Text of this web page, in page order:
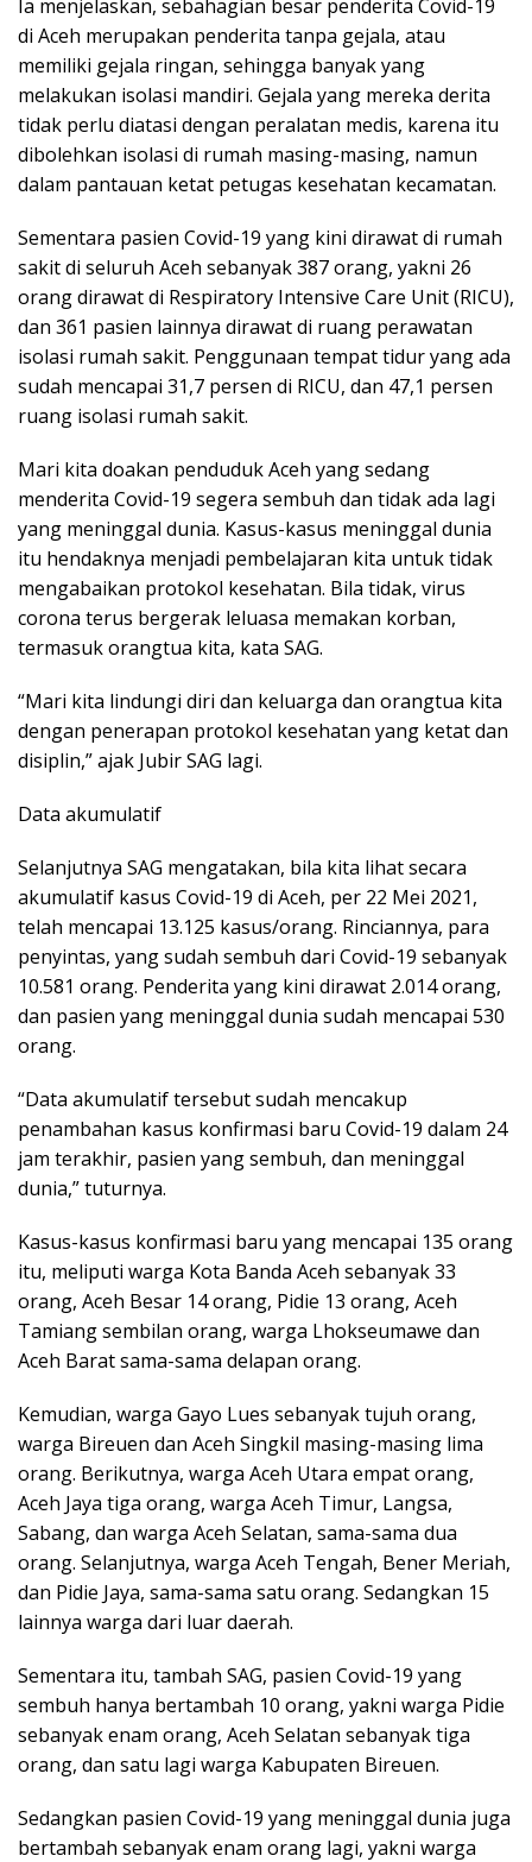
Ia menjelaskan, sebahagian besar penderita Covid-19
di Aceh merupakan penderita tanpa gejala, atau
memiliki gejala ringan, sehingga banyak yang
melakukan isolasi mandiri. Gejala yang mereka derita
tidak perlu diatasi dengan peralatan medis, karena itu
dibolehkan isolasi di rumah masing-masing, namun
dalam pantauan ketat petugas kesehatan kecamatan.
Sementara pasien Covid-19 yang kini dirawat di rumah
sakit di seluruh Aceh sebanyak 387 orang, yakni 26
orang dirawat di Respiratory Intensive Care Unit (RICU),
dan 361 pasien lainnya dirawat di ruang perawatan
isolasi rumah sakit. Penggunaan tempat tidur yang ada
sudah mencapai 31,7 persen di RICU, dan 47,1 persen
ruang isolasi rumah sakit.
Mari kita doakan penduduk Aceh yang sedang
menderita Covid-19 segera sembuh dan tidak ada lagi
yang meninggal dunia. Kasus-kasus meninggal dunia
itu hendaknya menjadi pembelajaran kita untuk tidak
mengabaikan protokol kesehatan. Bila tidak, virus
corona terus bergerak leluasa memakan korban,
termasuk orangtua kita, kata SAG.
“Mari kita lindungi diri dan keluarga dan orangtua kita
dengan penerapan protokol kesehatan yang ketat dan
disiplin,” ajak Jubir SAG lagi.
Data akumulatif
Selanjutnya SAG mengatakan, bila kita lihat secara
akumulatif kasus Covid-19 di Aceh, per 22 Mei 2021,
telah mencapai 13.125 kasus/orang. Rinciannya, para
penyintas, yang sudah sembuh dari Covid-19 sebanyak
10.581 orang. Penderita yang kini dirawat 2.014 orang,
dan pasien yang meninggal dunia sudah mencapai 530
orang.
“Data akumulatif tersebut sudah mencakup
penambahan kasus konfirmasi baru Covid-19 dalam 24
jam terakhir, pasien yang sembuh, dan meninggal
dunia,” tuturnya.
Kasus-kasus konfirmasi baru yang mencapai 135 orang
itu, meliputi warga Kota Banda Aceh sebanyak 33
orang, Aceh Besar 14 orang, Pidie 13 orang, Aceh
Tamiang sembilan orang, warga Lhokseumawe dan
Aceh Barat sama-sama delapan orang.
Kemudian, warga Gayo Lues sebanyak tujuh orang,
warga Bireuen dan Aceh Singkil masing-masing lima
orang. Berikutnya, warga Aceh Utara empat orang,
Aceh Jaya tiga orang, warga Aceh Timur, Langsa,
Sabang, dan warga Aceh Selatan, sama-sama dua
orang. Selanjutnya, warga Aceh Tengah, Bener Meriah,
dan Pidie Jaya, sama-sama satu orang. Sedangkan 15
lainnya warga dari luar daerah.
Sementara itu, tambah SAG, pasien Covid-19 yang
sembuh hanya bertambah 10 orang, yakni warga Pidie
sebanyak enam orang, Aceh Selatan sebanyak tiga
orang, dan satu lagi warga Kabupaten Bireuen.
Sedangkan pasien Covid-19 yang meninggal dunia juga
bertambah sebanyak enam orang lagi, yakni warga